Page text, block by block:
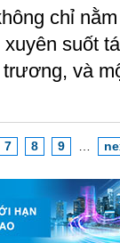
chỉ
suốt
và
7 8 9